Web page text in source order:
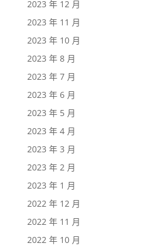
2023 年 12 月
2023 年 11 月
2023 年 10 月
2023 年 8 月
2023 年 7 月
2023 年 6 月
2023 年 5 月
2023 年 4 月
2023 年 3 月
2023 年 2 月
2023 年 1 月
2022 年 12 月
2022 年 11 月
2022 年 10 月